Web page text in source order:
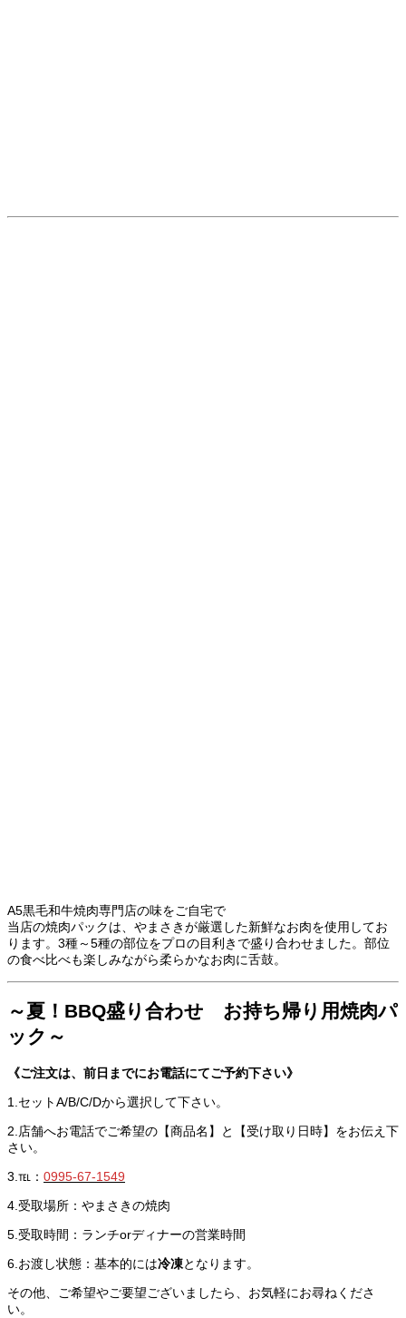
A5黒毛和牛焼肉専門店の味をご自宅で
当店の焼肉パックは、やまさきが厳選した新鮮なお肉を使用してお
ります。3種～5種の部位をプロの目利きで盛り合わせました。部位
の食べ比べも楽しみながら柔らかなお肉に舌鼓。
～夏！BBQ盛り合わせ お持ち帰り用焼肉パ
ック～
《ご注文は、前日までにお電話にてご予約下さい》
1.セットA/B/C/Dから選択して下さい。
2.店舗へお電話でご希望の【商品名】と【受け取り日時】をお伝え下
さい。
3.℡： 0995-67-1549
4.受取場所：やまさきの焼肉
5.受取時間：ランチorディナーの営業時間
6.お渡し状態：基本的には冷凍となります。
その他、ご希望やご要望ございましたら、お気軽にお尋ねくださ
い。